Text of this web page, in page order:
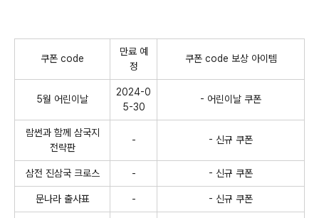
쿠폰 code
만료 예
정
쿠폰 code 보상 아이템
5월 어린이날
2024-0
5-30
- 어린이날 쿠폰
람썬과 함께 삼국지
전략판
- - 신규 쿠폰
삼전 진삼국 크로스 - - 신규 쿠폰
문나라 출사표 - - 신규 쿠폰